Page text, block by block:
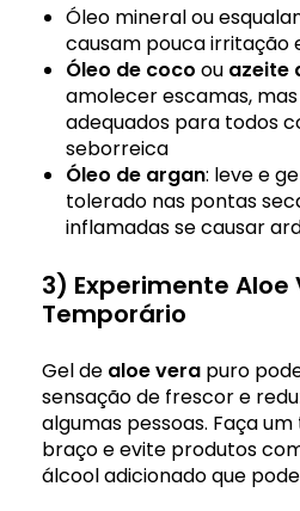
Óleo mineral ou
causam pouca irritação
Óleo de coco ou azeite
amolecer escamas,
adequados para todos
seborreica
Óleo de argan: leve e
tolerado nas pontas
inflamadas se causar
3) Experimente Aloe
Temporário
Gel de aloe vera puro
sensação de frescor e
algumas pessoas. Faça
braço e evite produtos
álcool adicionado que